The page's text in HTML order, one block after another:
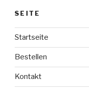
SEITE
Startseite
Bestellen
Kontakt